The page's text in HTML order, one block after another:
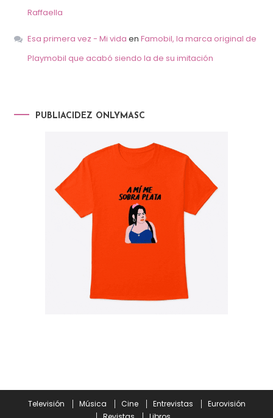
Raffaella
Esa primera vez - Mi vida en Famobil, la marca original de
Playmobil que acabó siendo la de su imitación
PUBLIACIDEZ ONLYMASC
Televisión Música Cine Entrevistas
Eurovisión